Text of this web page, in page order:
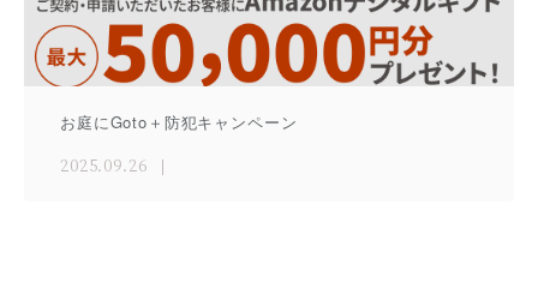
お庭にGoto＋防犯キャンペーン
2025.09.26